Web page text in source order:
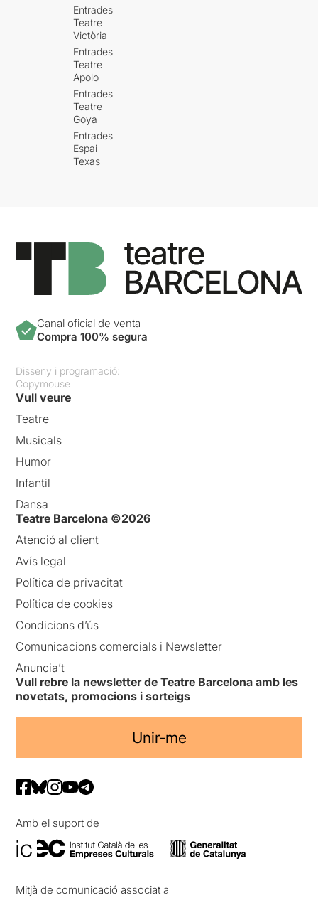
Entrades
Teatre
Victòria
Entrades
Teatre
Apolo
Entrades
Teatre
Goya
Entrades
Espai
Texas
Canal oficial de venta
Compra 100% segura
Disseny i programació:
Copymouse
Vull veure
Teatre
Musicals
Humor
Infantil
Dansa
Teatre Barcelona ©2026
Atenció al client
Avís legal
Política de privacitat
Política de cookies
Condicions d’ús
Comunicacions comercials i Newsletter
Anuncia’t
Vull rebre la newsletter de Teatre Barcelona amb les
novetats, promocions i sorteigs
Unir-me
Amb el suport de
Mitjà de comunicació associat a